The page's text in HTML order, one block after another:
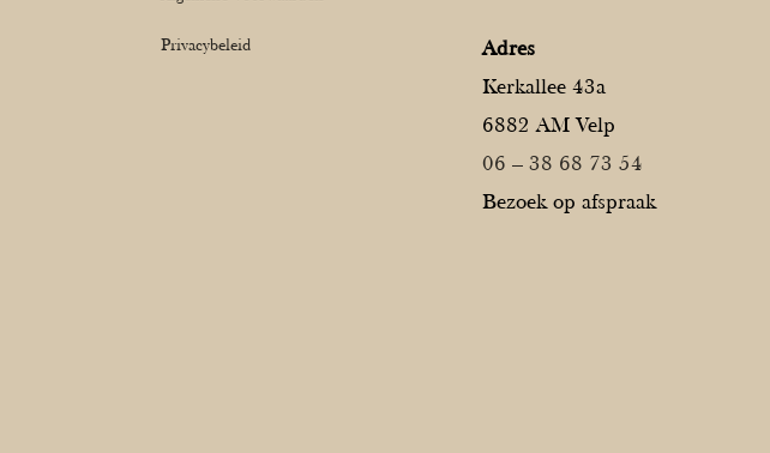
Privacybeleid
Adres
Kerkallee 43a
6882 AM Velp
06 – 38 68 73 54
Bezoek op afspraak